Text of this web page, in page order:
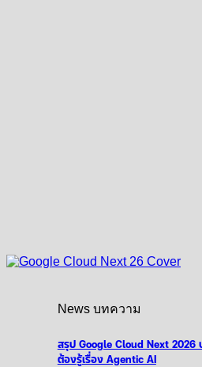
News บทความ
สรุป Google Cloud Next 2026
ต้องรู้เรื่อง Agentic AI